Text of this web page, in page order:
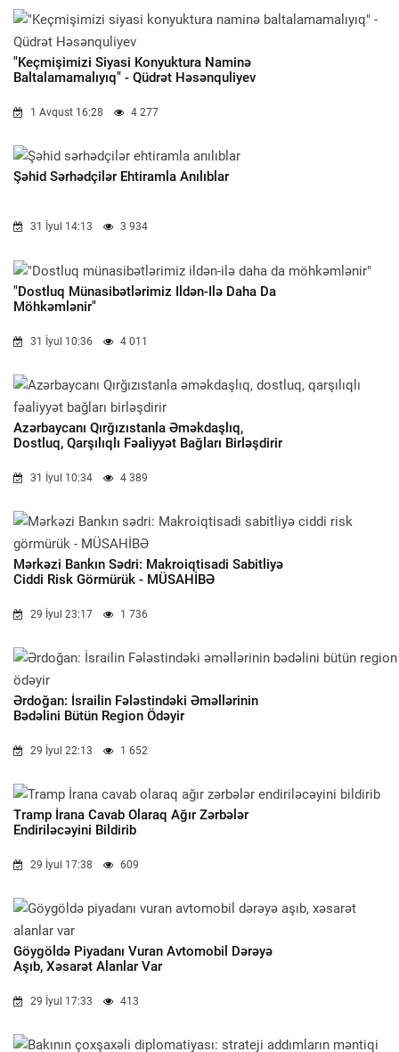
"Keçmişimizi Siyasi Konyuktura Naminə
Baltalamamalıyıq" - Qüdrət Həsənquliyev
1 Avqust 16:28 4 277
Şəhid Sərhədçilər Ehtiramla Anılıblar
31 İyul 14:13 3 934
"Dostluq Münasibətlərimiz Ildən-Ilə Daha Da
Möhkəmlənir"
31 İyul 10:36 4 011
Azərbaycanı Qırğızıstanla Əməkdaşlıq,
Dostluq, Qarşılıqlı Fəaliyyət Bağları Birləşdirir
31 İyul 10:34 4 389
Mərkəzi Bankın Sədri: Makroiqtisadi Sabitliyə
Ciddi Risk Görmürük - MÜSAHİBƏ
29 İyul 23:17 1 736
Ərdoğan: İsrailin Fələstindəki Əməllərinin
Bədəlini Bütün Region Ödəyir
29 İyul 22:13 1 652
Tramp İrana Cavab Olaraq Ağır Zərbələr
Endiriləcəyini Bildirib
29 İyul 17:38 609
Göygöldə Piyadanı Vuran Avtomobil Dərəyə
Aşıb, Xəsarət Alanlar Var
29 İyul 17:33 413